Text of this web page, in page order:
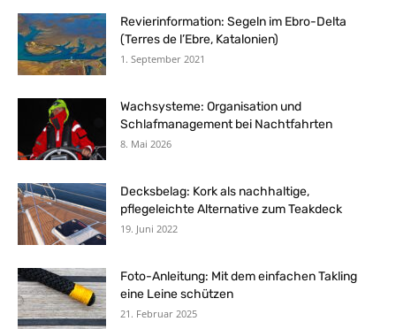
Revierinformation: Segeln im Ebro-Delta
(Terres de l’Ebre, Katalonien)
1. September 2021
Wachsysteme: Organisation und
Schlafmanagement bei Nachtfahrten
8. Mai 2026
Decksbelag: Kork als nachhaltige,
pflegeleichte Alternative zum Teakdeck
19. Juni 2022
Foto-Anleitung: Mit dem einfachen Takling
eine Leine schützen
21. Februar 2025